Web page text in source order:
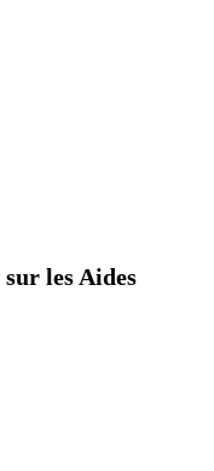
sur les Aides